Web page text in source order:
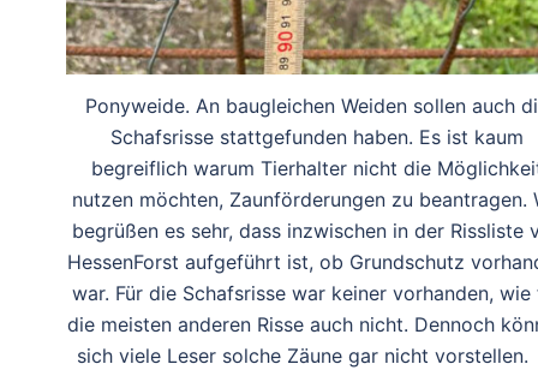
Ponyweide. An baugleichen Weiden sollen auch
Schafsrisse stattgefunden haben. Es ist kaum
begreiflich warum Tierhalter nicht die
nutzen möchten, Zaunförderungen zu beantragen.
begrüßen es sehr, dass inzwischen in der Rissliste
HessenForst aufgeführt ist, ob Grundschutz
war. Für die Schafsrisse war keiner vorhanden, wie
die meisten anderen Risse auch nicht. Dennoch
sich viele Leser solche Zäune gar nicht